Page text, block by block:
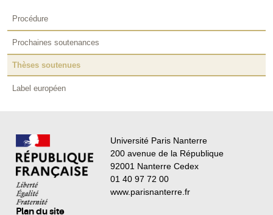
Procédure
Prochaines soutenances
Thèses soutenues
Label européen
Université Paris Nanterre
200 avenue de la République
92001 Nanterre Cedex
01 40 97 72 00
www.parisnanterre.fr
Plan du site